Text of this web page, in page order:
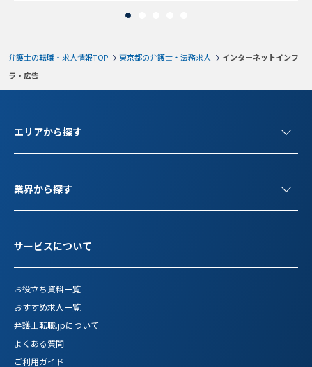
弁護士の転職・求人情報TOP 東京都の弁護士・法務求人
インターネットインフ
ラ・広告
エリアから探す
業界から探す
サービスについて
お役立ち資料一覧
おすすめ求人一覧
弁護士転職.jpについて
よくある質問
ご利用ガイド